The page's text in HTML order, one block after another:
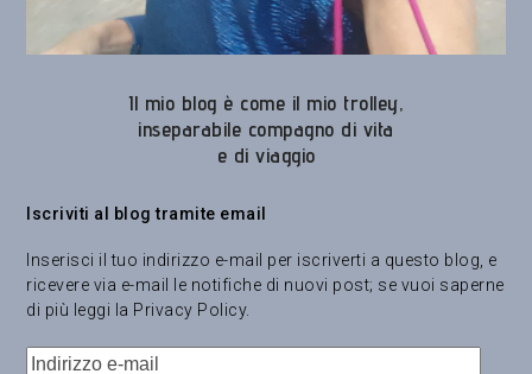
Il mio blog è come il mio trolley,
inseparabile compagno di vita
e di viaggio
Iscriviti al blog tramite email
Inserisci il tuo indirizzo e-mail per iscriverti a questo blog, e
ricevere via e-mail le notifiche di nuovi post; se vuoi saperne
di più leggi la Privacy Policy.
Indirizzo